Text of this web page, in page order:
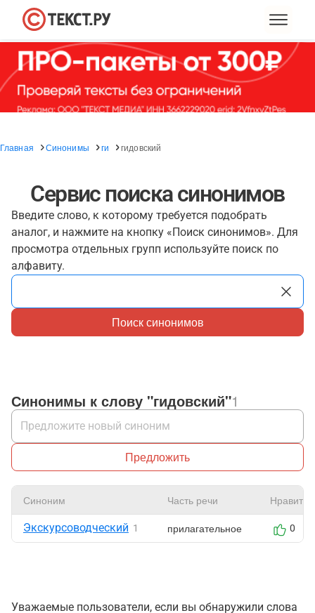
Главная Синонимы ги гидовский
Сервис поиска синонимов
Введите слово, к которому требуется подобрать
аналог, и нажмите на кнопку «Поиск синонимов». Для
просмотра отдельных групп используйте поиск по
алфавиту.
Поиск синонимов
Синонимы к слову "гидовский"1
Предложить
Синоним Часть речи Нравится
Экскурсоводческий 1 прилагательное 0
Уважаемые пользователи, если вы обнаружили слова